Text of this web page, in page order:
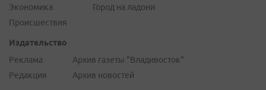
Экономика
Происшествия
Город на ладони
Издательство
Реклама
Редакция
Архив газеты "Владивосток"
Архив новостей